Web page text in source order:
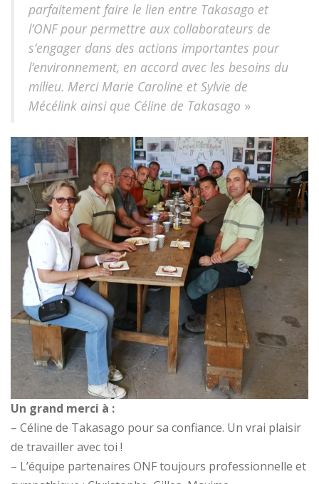
parfaitement faire le lien entre Takasago et
l’ONF pour permettre aux collaborateurs de
s’engager dans des actions importantes pour
l’environnement, en accord avec les besoins du
milieu. Merci Marie Caroline et Sylvie de
Mécélink ainsi que Céline de Takasago »
Un grand merci à :
– Céline de Takasago pour sa confiance. Un vrai plaisir
de travailler avec toi !
– L’équipe partenaires ONF toujours professionnelle et